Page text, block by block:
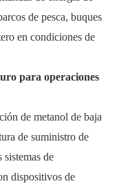
de pesca, buques
en condiciones de
para operaciones
de metanol de baja
de suministro de
de
dispositivos de